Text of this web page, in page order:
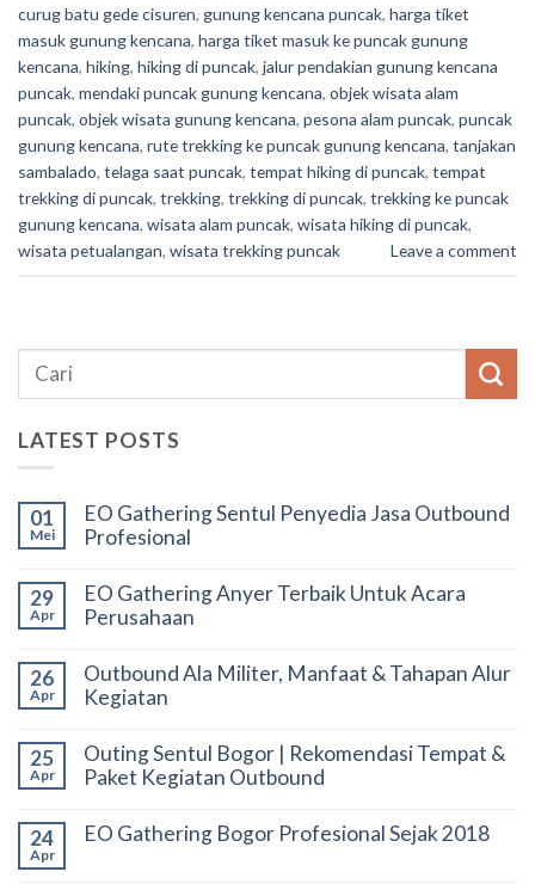
curug batu gede cisuren, gunung kencana puncak, harga tiket
masuk gunung kencana, harga tiket masuk ke puncak gunung
kencana, hiking, hiking di puncak, jalur pendakian gunung kencana
puncak, mendaki puncak gunung kencana, objek wisata alam
puncak, objek wisata gunung kencana, pesona alam puncak, puncak
gunung kencana, rute trekking ke puncak gunung kencana, tanjakan
sambalado, telaga saat puncak, tempat hiking di puncak, tempat
trekking di puncak, trekking, trekking di puncak, trekking ke puncak
gunung kencana, wisata alam puncak, wisata hiking di puncak,
wisata petualangan, wisata trekking puncak Leave a comment
LATEST POSTS
01
Mei
EO Gathering Sentul Penyedia Jasa Outbound
Profesional
29
Apr
EO Gathering Anyer Terbaik Untuk Acara
Perusahaan
26
Apr
Outbound Ala Militer, Manfaat & Tahapan Alur
Kegiatan
25
Apr
Outing Sentul Bogor | Rekomendasi Tempat &
Paket Kegiatan Outbound
24
Apr
EO Gathering Bogor Profesional Sejak 2018